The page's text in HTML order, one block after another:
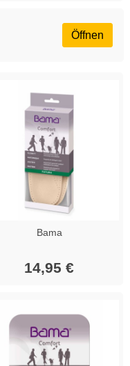
Öffnen
Bama
14,95 €